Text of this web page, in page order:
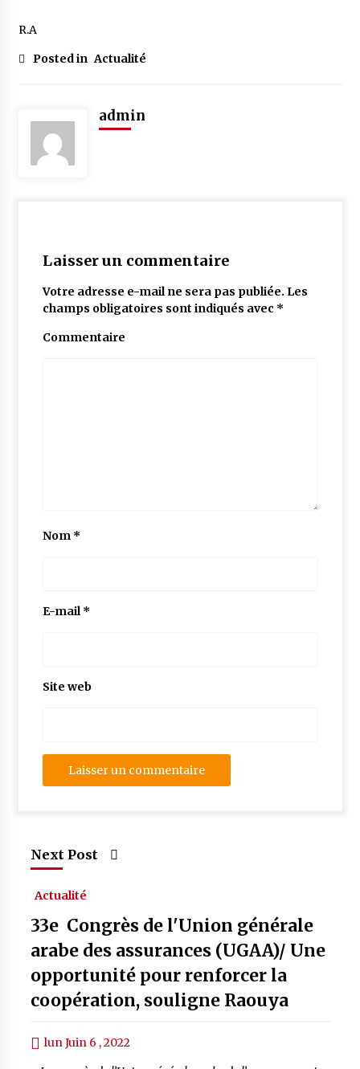
R.A
Posted in Actualité
admin
Laisser un commentaire
Votre adresse e-mail ne sera pas publiée. Les
champs obligatoires sont indiqués avec *
Commentaire
Nom *
E-mail*
Site web
Next Post
Actualité
33e Congrès de l'Union générale
arabe des assurances (UGAA)/ Une
opportunité pour renforcer la
coopération, souligne Raouya
lun Juin 6 , 2022